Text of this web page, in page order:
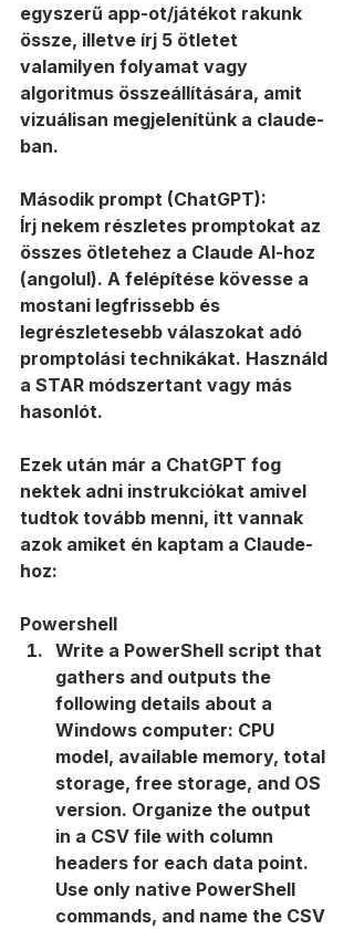
egyszerű app-ot/játékot rakunk
össze, illetve írj 5 ötletet
valamilyen folyamat vagy
algoritmus összeállítására, amit
vizuálisan megjelenítünk a claude-
ban.
Második prompt (ChatGPT):
Írj nekem részletes promptokat az
összes ötletehez a Claude AI-hoz
(angolul). A felépítése kövesse a
mostani legfrissebb és
legrészletesebb válaszokat adó
promptolási technikákat. Használd
a STAR módszertant vagy más
hasonlót.
Ezek után már a ChatGPT fog
nektek adni instrukciókat amivel
tudtok tovább menni, itt vannak
azok amiket én kaptam a Claude-
hoz:
Powershell
Write a PowerShell script that
gathers and outputs the
following details about a
Windows computer: CPU
model, available memory, total
storage, free storage, and OS
version. Organize the output
in a CSV file with column
headers for each data point.
Use only native PowerShell
commands, and name the CSV